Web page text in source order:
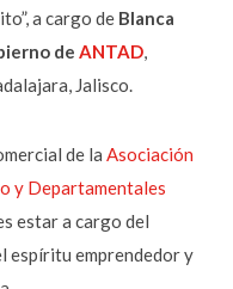
a cargo de Blanca
de ANTAD,
Jalisco.
de la Asociación
y Departamentales
estar a cargo del
espíritu emprendedor y